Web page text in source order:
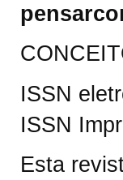
ISSN
ISSN
Esta